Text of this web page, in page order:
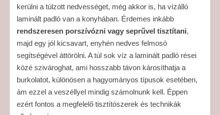
kerülni a túlzott nedvességet, még akkor is, ha vízálló
laminált padló van a konyhában. Érdemes inkább
rendszeresen porszívózni vagy seprűvel tisztítani,
majd egy jól kicsavart, enyhén nedves felmosó
segítségével áttörölni. A túl sok víz a laminált padló rései
közé szivároghat, ami hosszabb távon károsíthatja a
burkolatot, különösen a hagyományos típusok esetében,
ám ezzel a veszéllyel mindig számolnunk kell. Éppen
ezért fontos a megfelelő tisztítószerek és technikák